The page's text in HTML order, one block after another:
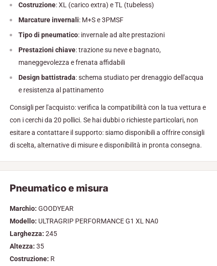
Costruzione: XL (carico extra) e TL (tubeless)
Marcature invernali: M+S e 3PMSF
Tipo di pneumatico: invernale ad alte prestazioni
Prestazioni chiave: trazione su neve e bagnato,
maneggevolezza e frenata affidabili
Design battistrada: schema studiato per drenaggio dell'acqua
e resistenza al pattinamento
Consigli per l'acquisto: verifica la compatibilità con la tua vettura e
con i cerchi da 20 pollici. Se hai dubbi o richieste particolari, non
esitare a contattare il supporto: siamo disponibili a offrire consigli
di scelta, alternative di misure e disponibilità in pronta consegna.
Pneumatico e misura
Marchio: GOODYEAR
Modello: ULTRAGRIP PERFORMANCE G1 XL NA0
Larghezza: 245
Altezza: 35
Costruzione: R